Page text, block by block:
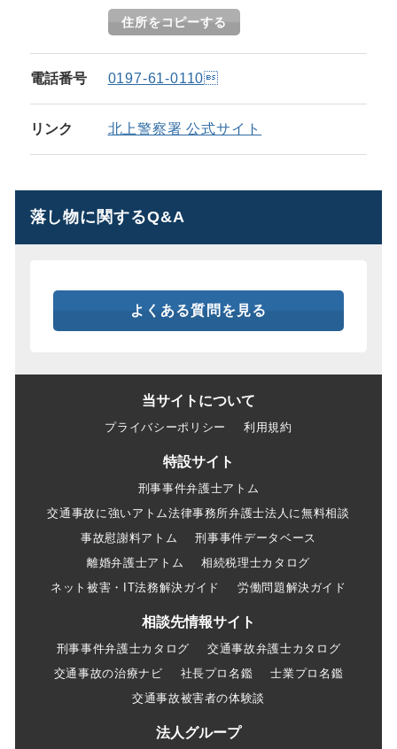
住所をコピーする
電話番号 0197-61-0110
リンク 北上警察署 公式サイト
落し物に関するQ&A
よくある質問を見る
当サイトについて
プライバシーポリシー 利用規約
特設サイト
刑事事件弁護士アトム
交通事故に強いアトム法律事務所弁護士法人に無料相談
事故慰謝料アトム
刑事事件データベース
離婚弁護士アトム
相続税理士カタログ
ネット被害・IT法務解決ガイド
労働問題解決ガイド
相談先情報サイト
刑事事件弁護士カタログ
交通事故弁護士カタログ
交通事故の治療ナビ
社長プロ名鑑
士業プロ名鑑
交通事故被害者の体験談
法人グループ